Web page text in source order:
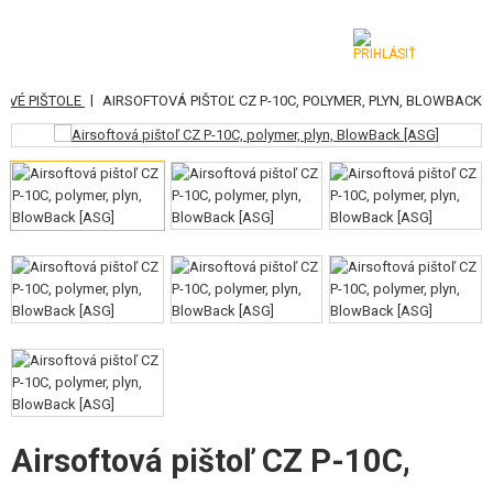
KATEGÓRIE
AIRSOFTOVÉ ZBRANE
VZDUCHOVÉ ZBRANE, PRAKY
GRANÁTOMETY, GRANÁTY
GULIČKY, PLYN
AKUMULÁTORY, NABÍJAČKY
ZÁSOBNÍKY, PLNIČKY
OKULIARE, MASKY
PIŠTOLE | AIRSOFTOVÁ PIŠTOĽ CZ P-10C, POLYMER, PLYN, BLOWBACK
Airsoftová pištoľ CZ P-10C,